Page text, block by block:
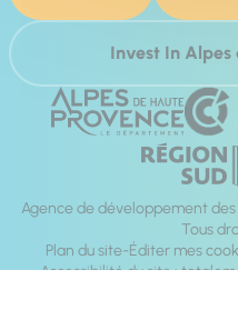
Invest In Alpes
Agence de développement
Tous
Plan du site Éditer mes
Accessibilité du site :